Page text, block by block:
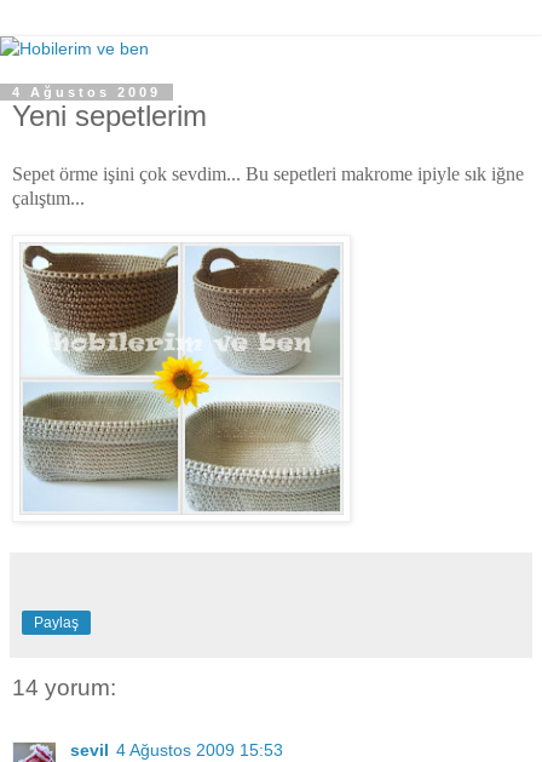
4 Ağustos 2009
Yeni sepetlerim
Sepet örme işini çok sevdim... Bu sepetleri makrome ipiyle sık iğne
çalıştım...
Paylaş
14 yorum:
sevil 4 Ağustos 2009 15:53